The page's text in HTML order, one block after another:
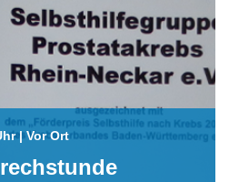
| Vor Ort